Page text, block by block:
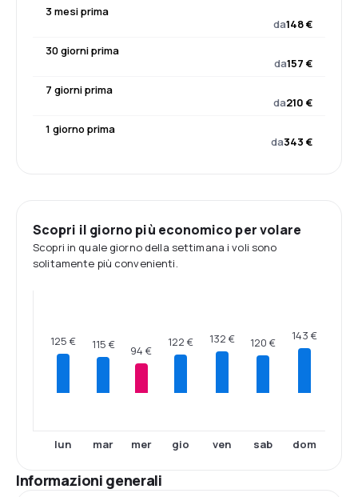
3 mesi prima
da148 €
30 giorni prima
da157 €
7 giorni prima
da210 €
1 giorno prima
da343 €
Scopri il giorno più economico per volare
Scopri in quale giorno della settimana i voli sono
solitamente più convenienti.
125 €
lun
115 €
mar
94 €
mer
122 €
gio
132 €
ven
120 €
sab
143 €
dom
Informazioni generali